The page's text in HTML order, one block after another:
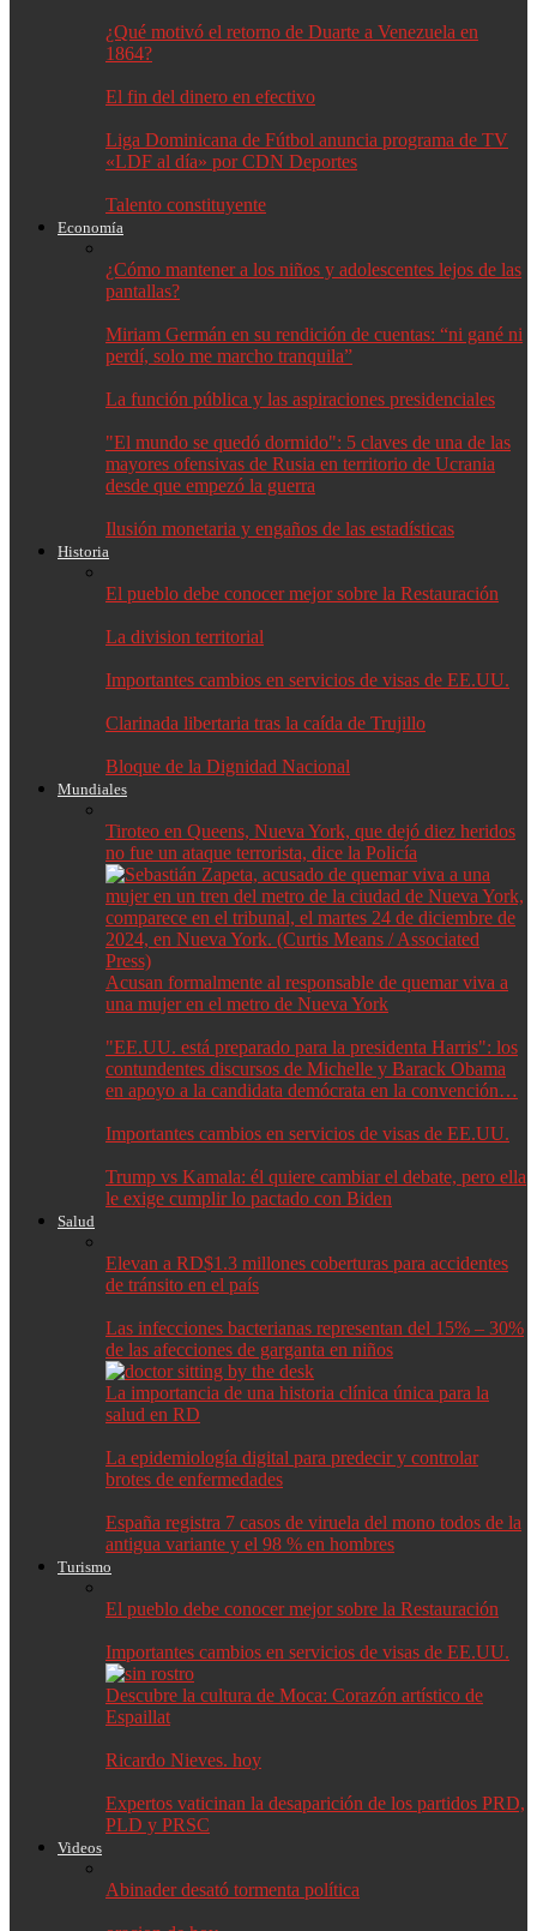
¿Qué motivó el retorno de Duarte a Venezuela en
1864?
El fin del dinero en efectivo
Liga Dominicana de Fútbol anuncia programa de TV
«LDF al día» por CDN Deportes
Talento constituyente
Economía
¿Cómo mantener a los niños y adolescentes lejos de las
pantallas?
Miriam Germán en su rendición de cuentas: “ni gané ni
perdí, solo me marcho tranquila”
La función pública y las aspiraciones presidenciales
"El mundo se quedó dormido": 5 claves de una de las
mayores ofensivas de Rusia en territorio de Ucrania
desde que empezó la guerra
Ilusión monetaria y engaños de las estadísticas
Historia
El pueblo debe conocer mejor sobre la Restauración
La division territorial
Importantes cambios en servicios de visas de EE.UU.
Clarinada libertaria tras la caída de Trujillo
Bloque de la Dignidad Nacional
Mundiales
Tiroteo en Queens, Nueva York, que dejó diez heridos
no fue un ataque terrorista, dice la Policía
Acusan formalmente al responsable de quemar viva a
una mujer en el metro de Nueva York
"EE.UU. está preparado para la presidenta Harris": los
contundentes discursos de Michelle y Barack Obama
en apoyo a la candidata demócrata en la convención…
Importantes cambios en servicios de visas de EE.UU.
Trump vs Kamala: él quiere cambiar el debate, pero ella
le exige cumplir lo pactado con Biden
Salud
Elevan a RD$1.3 millones coberturas para accidentes
de tránsito en el país
Las infecciones bacterianas representan del 15% – 30%
de las afecciones de garganta en niños
La importancia de una historia clínica única para la
salud en RD
La epidemiología digital para predecir y controlar
brotes de enfermedades
España registra 7 casos de viruela del mono todos de la
antigua variante y el 98 % en hombres
Turismo
El pueblo debe conocer mejor sobre la Restauración
Importantes cambios en servicios de visas de EE.UU.
Descubre la cultura de Moca: Corazón artístico de
Espaillat
Ricardo Nieves. hoy
Expertos vaticinan la desaparición de los partidos PRD,
PLD y PRSC
Videos
Abinader desató tormenta política